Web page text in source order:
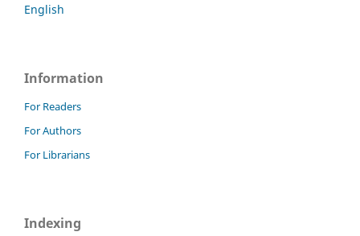
English
Information
For Readers
For Authors
For Librarians
Indexing